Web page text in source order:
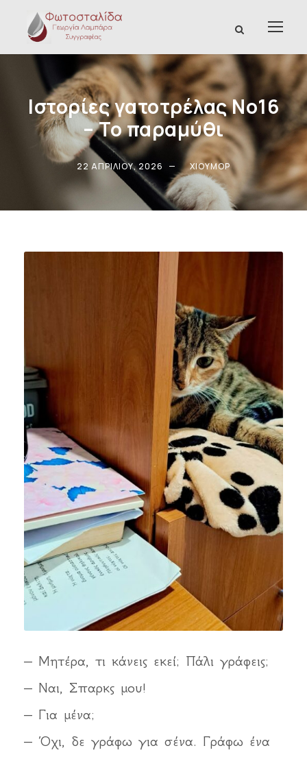
Ιστορίες γατοτρέλας Νο16
– Το παραμύθι
22 ΑΠΡΙΛΊΟΥ, 2026 ΧΙΟΎΜΟΡ
– Μητέρα, τι κάνεις εκεί; Πάλι γράφεις;
– Ναι, Σπαρκς μου!
– Για μένα;
– Όχι, δε γράφω για σένα. Γράφω ένα